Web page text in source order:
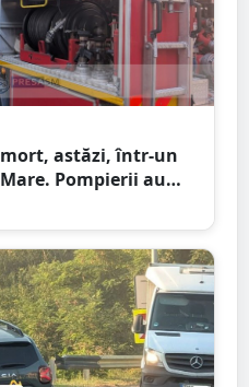
astăzi, într-un
Pompierii au